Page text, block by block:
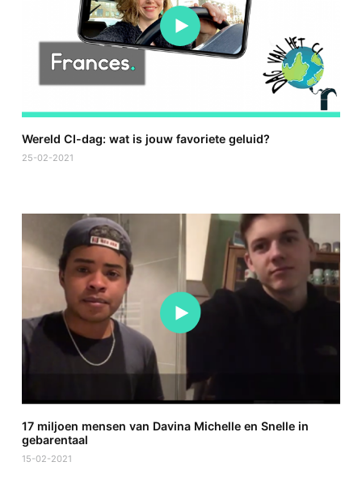
Wereld CI-dag: wat is jouw favoriete geluid?
25-02-2021
17 miljoen mensen van Davina Michelle en Snelle in
gebarentaal
15-02-2021